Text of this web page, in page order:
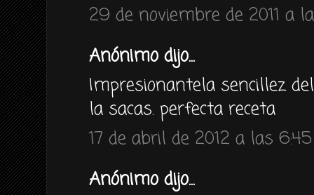
29 de noviembre de 2011 a
Anónimo dijo...
Impresionantela sencillez
la sacas. perfecta receta
17 de abril de 2012 a las 6:45
Anónimo dijo...